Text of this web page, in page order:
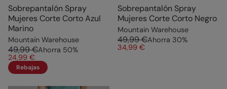
Sobrepantalón Spray
Mujeres Corte Corto Azul
Marino
Mountain Warehouse
49,99 €Ahorra 50%
24,99 €
Rebajas
Sobrepantalón Spray
Mujeres Corte Corto Negro
Mountain Warehouse
49,99 €Ahorra 30%
34,99 €